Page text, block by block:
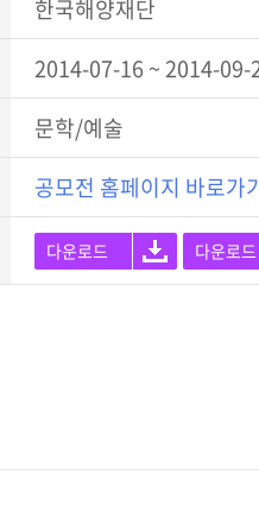
한국해양재단
2014-07-16 ~ 2014-09-
문학/예술
공모전 홈페이지 바로가
다운로드 다운로드